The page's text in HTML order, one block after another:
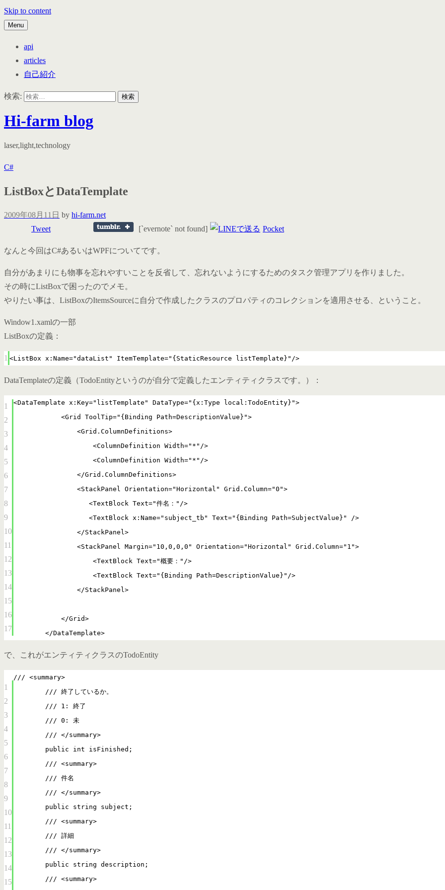
Skip to content
Menu
api
articles
自己紹介
検索:
Hi-farm blog
laser,light,technology
C#
ListBoxとDataTemplate
2009年08月11日 by hi-farm.net
Tweet
[`evernote` not found]
Pocket
なんと今回はC#あるいはWPFについてです。
自分があまりにも物事を忘れやすいことを反省して、忘れないようにするためのタスク管理アプリを作りました。
その時にListBoxで困ったのでメモ。
やりたい事は、ListBoxのItemsSourceに自分で作成したクラスのプロパティのコレクションを適用させる、ということ。
Window1.xamlの一部
ListBoxの定義：
1 <ListBox x:Name="dataList" ItemTemplate="{StaticResource listTemplate}"/>
DataTemplateの定義（TodoEntityというのが自分で定義したエンティティクラスです。）：
1
2
3
4
5
6
7
8
9
10
11
12
13
14
15
16
17
<DataTemplate x:Key="listTemplate" DataType="{x:Type local:TodoEntity}">
<Grid ToolTip="{Binding Path=DescriptionValue}">
<Grid.ColumnDefinitions>
<ColumnDefinition Width="*"/>
<ColumnDefinition Width="*"/>
</Grid.ColumnDefinitions>
<StackPanel Orientation="Horizontal" Grid.Column="0">
<TextBlock Text="件名："/>
<TextBlock x:Name="subject_tb" Text="{Binding Path=SubjectValue}" />
</StackPanel>
<StackPanel Margin="10,0,0,0" Orientation="Horizontal" Grid.Column="1">
<TextBlock Text="概要："/>
<TextBlock Text="{Binding Path=DescriptionValue}"/>
</StackPanel>
</Grid>
</DataTemplate>
で、これがエンティティクラスのTodoEntity
1
2
3
4
5
6
7
8
9
10
11
12
13
14
15
/// <summary>
/// 終了しているか。
/// 1: 終了
/// 0: 未
/// </summary>
public int isFinished;
/// <summary>
/// 件名
/// </summary>
public string subject;
/// <summary>
/// 詳細
/// </summary>
public string description;
/// <summary>